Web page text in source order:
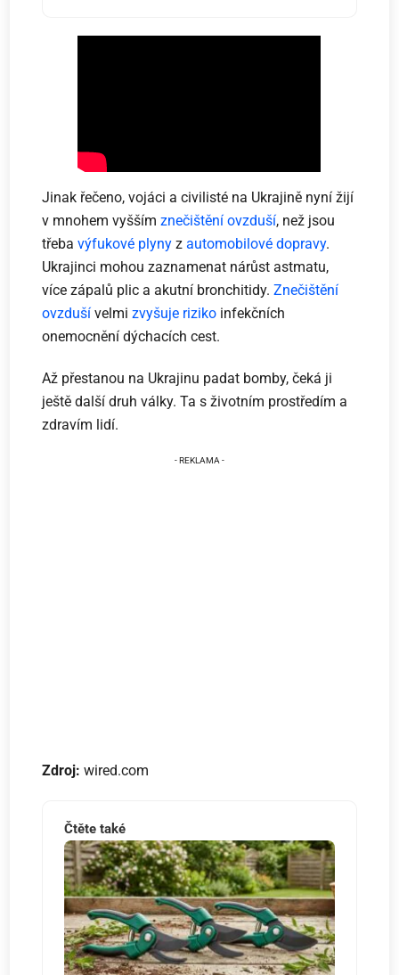
Jinak řečeno, vojáci a civilisté na Ukrajině nyní žijí
v mnohem vyššímznečištění ovzduší, než jsou
třebavýfukové plyny zautomobilové dopravy.
Ukrajinci mohou zaznamenat nárůst astmatu,
více zápalů plic a akutní bronchitidy.Znečištění
ovzduší velmizvyšuje riziko infekčních
onemocnění dýchacích cest.
Až přestanou na Ukrajinu padat bomby, čeká ji
ještě další druh války. Ta s životním prostředím a
zdravím lidí.
Zdroj:wired.com
Čtěte také